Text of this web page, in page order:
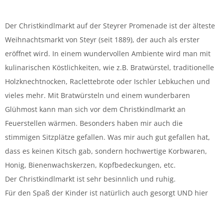
Der Christkindlmarkt auf der Steyrer Promenade ist der älteste
Weihnachtsmarkt von Steyr (seit 1889), der auch als erster
eröffnet wird. In einem wundervollen Ambiente wird man mit
kulinarischen Köstlichkeiten, wie z.B. Bratwürstel, traditionelle
Holzknechtnocken, Raclettebrote oder Ischler Lebkuchen und
vieles mehr. Mit Bratwürsteln und einem wunderbaren
Glühmost kann man sich vor dem Christkindlmarkt an
Feuerstellen wärmen. Besonders haben mir auch die
stimmigen Sitzplätze gefallen. Was mir auch gut gefallen hat,
dass es keinen Kitsch gab, sondern hochwertige Korbwaren,
Honig, Bienenwachskerzen, Kopfbedeckungen, etc.
Der Christkindlmarkt ist sehr besinnlich und ruhig.
Für den Spaß der Kinder ist natürlich auch gesorgt UND hier